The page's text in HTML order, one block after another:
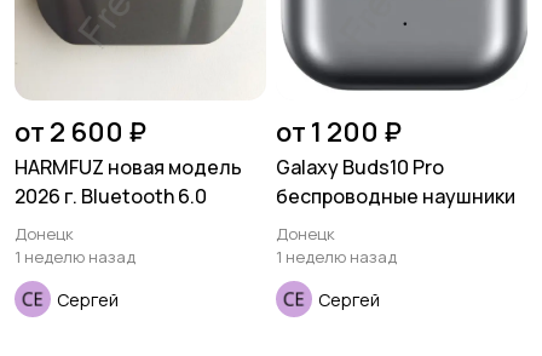
от 2 600 ₽
HARMFUZ новая модель
2026 г. Bluetooth 6.0
Донецк
1 неделю назад
Сергей
от 1 200 ₽
Galaxy Buds10 Pro
беспроводные наушники
Донецк
1 неделю назад
Сергей